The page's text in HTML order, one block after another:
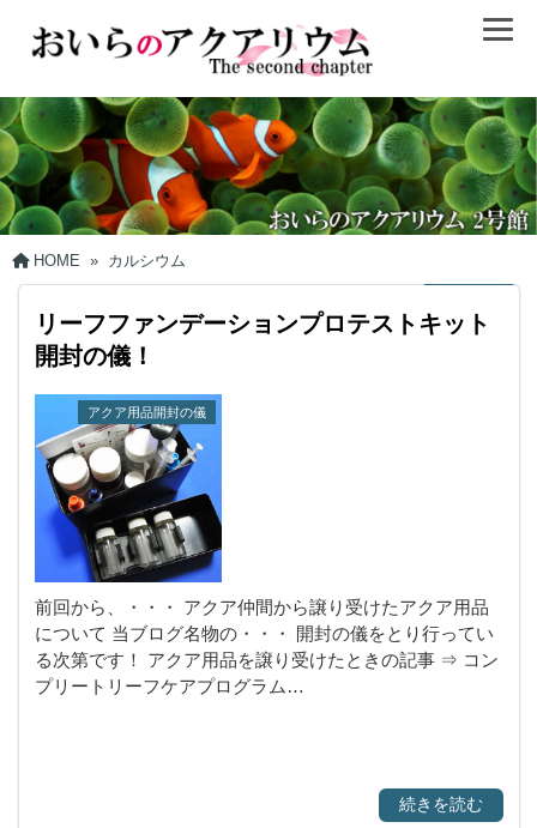
HOME » カルシウム
リーフファンデーションプロテストキット
開封の儀！
アクア用品開封の儀
前回から、・・・ アクア仲間から譲り受けたアクア用品
について 当ブログ名物の・・・ 開封の儀をとり行ってい
る次第です！ アクア用品を譲り受けたときの記事 ⇒ コン
プリートリーフケアプログラム…
続きを読む